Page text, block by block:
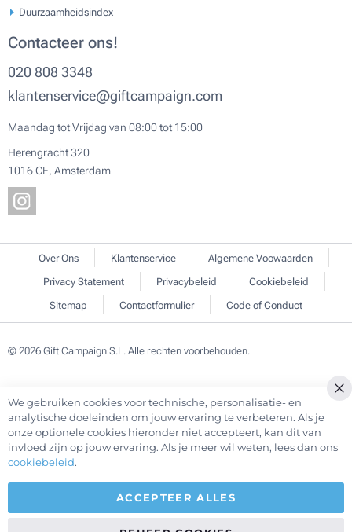
Duurzaamheidsindex
Contacteer ons!
020 808 3348
klantenservice@giftcampaign.com
Maandag tot Vrijdag van 08:00 tot 15:00
Herengracht 320
1016 CE, Amsterdam
Over Ons Klantenservice
Algemene Voowaarden
Privacy Statement
Privacybeleid
Cookiebeleid
Sitemap
Contactformulier Code of Conduct
© 2026 Gift Campaign S.L. Alle rechten voorbehouden.
We gebruiken cookies voor technische, personalisatie- en
analytische doeleinden om jouw ervaring te verbeteren. Als je
onze optionele cookies hieronder niet accepteert, kan dit van
invloed zijn op jouw ervaring. Als je meer wil weten, lees dan ons
cookiebeleid.
ACCEPTEER ALLES